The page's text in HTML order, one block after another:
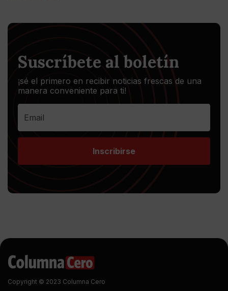
Suscríbete al boletín
¡sé el primero en recibir noticias frescas de una
manera conveniente para ti!
Inscribirse
Copyright © 2023 Columna Cero